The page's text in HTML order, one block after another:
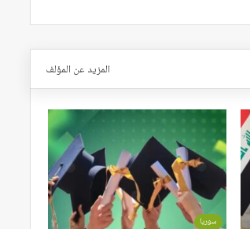
المزيد عن المؤلف
سوريا